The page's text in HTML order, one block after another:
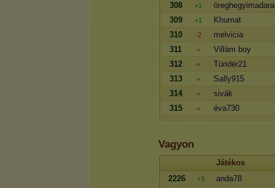
308
+1
309
+1
Khumat
310
-2
melvicia
311
=
Villám boy
312
=
Tündér21
313
=
Sally915
314
=
sivák
315
= éva730
Vagyon
Játékos
2226
+3
anda78